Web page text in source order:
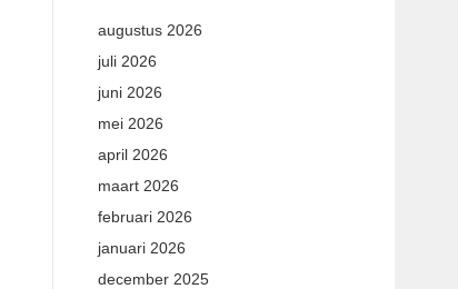
augustus 2026
juli 2026
juni 2026
mei 2026
april 2026
maart 2026
februari 2026
januari 2026
december 2025